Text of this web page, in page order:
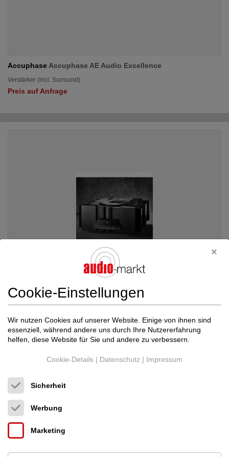
Accuphase Accuphase AE Audio Excellence
Verstärker (incl. Surround)
Preis auf Anfrage
ANTILEON REVELATION Stereo Class ...
Neupreis: 46.172 €
34.980 €
Cookie-Einstellungen
Wir nutzen Cookies auf unserer Website. Einige von ihnen sind
essenziell, während andere uns durch Ihre Nutzererfahrung
helfen, diese Website für Sie und andere zu verbessern.
Cookie-Details | Datenschutz | Impressum
Sicherheit
Werbung
Marketing